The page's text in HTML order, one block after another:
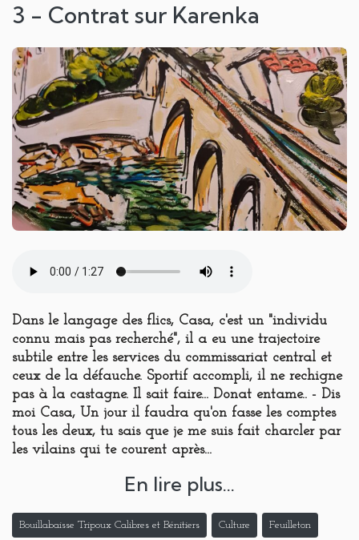
3 - Contrat sur Karenka
Dans le langage des flics, Casa, c'est un "individu
connu mais pas recherché", il a eu une trajectoire
subtile entre les services du commissariat central et
ceux de la défauche. Sportif accompli, il ne rechigne
pas à la castagne. Il sait faire... Donat entame.. - Dis
moi Casa, Un jour il faudra qu'on fasse les comptes
tous les deux, tu sais que je me suis fait charcler par
les vilains qui te courent après...
En lire plus...
Bouillabaisse Tripoux Calibres et Bénitiers Culture Feuilleton